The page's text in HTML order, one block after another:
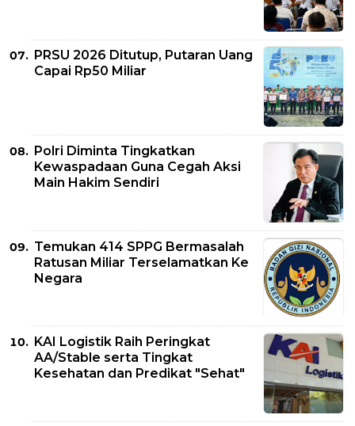
PRSU 2026 Ditutup, Putaran Uang
Capai Rp50 Miliar
Polri Diminta Tingkatkan
Kewaspadaan Guna Cegah Aksi
Main Hakim Sendiri
Temukan 414 SPPG Bermasalah
Ratusan Miliar Terselamatkan Ke
Negara
KAI Logistik Raih Peringkat
AA/Stable serta Tingkat
Kesehatan dan Predikat "Sehat"